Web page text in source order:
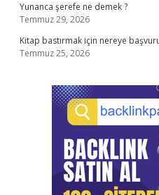
Yunanca şerefe ne demek ?
Temmuz 29, 2026
Kitap bastırmak için nereye
Temmuz 25, 2026